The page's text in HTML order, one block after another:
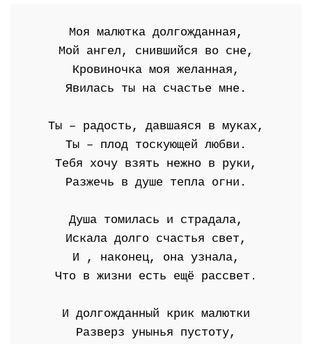
Моя малютка долгожданная,
Мой ангел, снившийся во сне,
Кровиночка моя желанная,
Явилась ты на счастье мне.
Ты – радость, давшаяся в муках,
Ты – плод тоскующей любви.
Тебя хочу взять нежно в руки,
Разжечь в душе тепла огни.
Душа томилась и страдала,
Искала долго счастья свет,
И , наконец, она узнала,
Что в жизни есть ещё рассвет.
И долгожданный крик малютки
Разверз унынья пустоту,